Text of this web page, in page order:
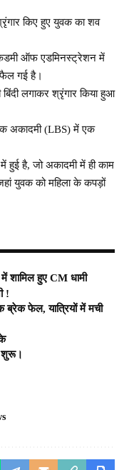
किए हुए युवक का शव
ऑफ एडमिनस्ट्रेशन में
गई है।
लगाकर श्रृंगार किया हुआ
अकादमी (LBS) में एक
हुई है, जो अकादमी में ही काम
युवक को महिला के कपड़ों
हुए CM धामी
!
ब्रेक फेल, यात्रियों में मची
शुरू।